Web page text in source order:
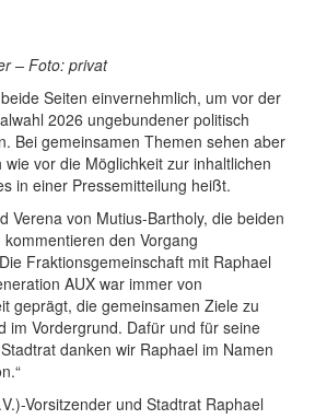
– Foto: privat
Seiten einvernehmlich, um vor der
2026 ungebundener politisch
Bei gemeinsamen Themen sehen aber
vor die Möglichkeit zur inhaltlichen
in einer Pressemitteilung heißt.
Verena von Mutius-Bartholy, die beiden
den Vorgang
Fraktionsgemeinschaft mit Raphael
AUX war immer von
geprägt, die gemeinsamen Ziele zu
im Vordergrund. Dafür und für seine
danken wir Raphael im Namen
Vorsitzender und Stadtrat Raphael